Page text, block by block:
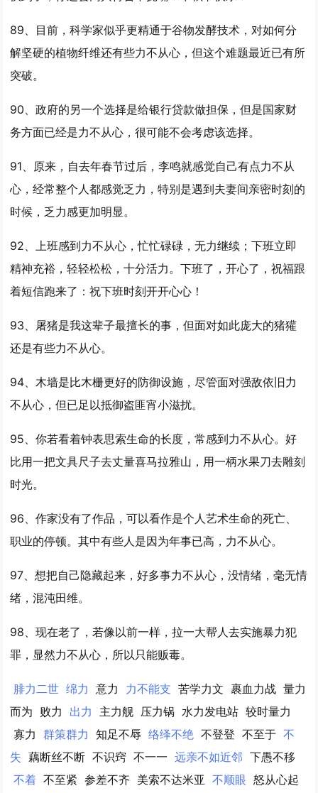
89、目前，科学家似乎更精通于谷物发酵技术，对如何分
解坚硬的植物纤维还有些力不从心 ，但这个难题最近已有所
突破。
90、政府的另一个选择是给银行贷款做担保，但是国家财
务方面已经是力不从心 ，很可能不会考虑该选择。
91、原来，自去年春节过后，李鸣就感觉自己有点力不从
心 ，经常整个人都感觉乏力，特别是遇到夫妻间亲密时刻的
时候，乏力感更加明显。
92、上班感到力不从心 ，忙忙碌碌，无力继续；下班立即
精神充裕，轻轻松松，十分活力。下班了，开心了，祝福跟
着短信跑来了：祝下班时刻开开心心！
93、屠猪是我这辈子最擅长的事，但面对如此庞大的猪獾
还是有些力不从心。
94、木墙是比木栅更好的防御设施，尽管面对强敌依旧力
不从心 ，但已足以抵御盗匪宵小滋扰。
95、你若看着钟表思索生命的长度，常感到力不从心。好
比用一把文具尺子去丈量喜马拉雅山，用一柄水果刀去雕刻
时光。
96、作家没有了作品，可以看作是个人艺术生命的死亡、
职业的停顿。其中有些人是因为年事已高， 力不从心。
97、想把自己隐藏起来，好多事力不从心 ，没情绪，毫无情
绪，混沌田维。
98、现在老了，若像以前一样，拉一大帮人去实施暴力犯
罪，显然力不从心 ，所以只能贩毒。
腓力二世 绵力 意力 力不能支 苦学力文 裹血力战 量力
而为 败力 出力 主力舰 压力锅 水力发电站 较时量力
寡力
群策群力 知足不辱 络绎不绝 不登登 不至于 不
失 藕断丝不断 不识窍 不一一 远亲不如近邻 下愚不移
不着 不至紧 参差不齐 美索不达米亚 不顺眼 怒从心起